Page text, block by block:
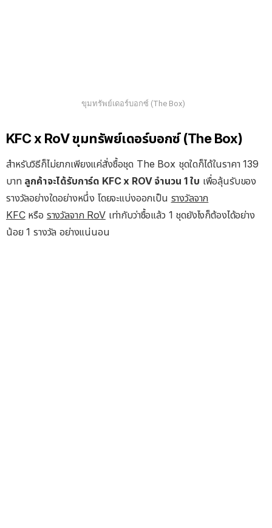
ขุมทรัพย์เดอร์บอกซ์ (The Box)
KFC x RoV ขุมทรัพย์เดอร์บอกซ์ (The Box)
สำหรับวิธีก็ไม่ยากเพียงแค่สั่งซื้อชุด The Box ชุดใดก็ได้ในราคา 139
บาท ลูกค้าจะได้รับการ์ด KFC x ROV จำนวน 1 ใบ เพื่อลุ้นรับของ
รางวัลอย่างใดอย่างหนึ่ง โดยจะแบ่งออกเป็น รางวัลจาก
KFCหรือ รางวัลจาก RoVเท่ากับว่าซื้อแล้ว 1 ชุดยังไงก็ต้องได้อย่าง
น้อย 1 รางวัล อย่างแน่นอน